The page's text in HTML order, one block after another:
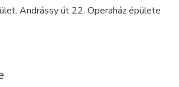
Andrássy út 22. Operaház épülete